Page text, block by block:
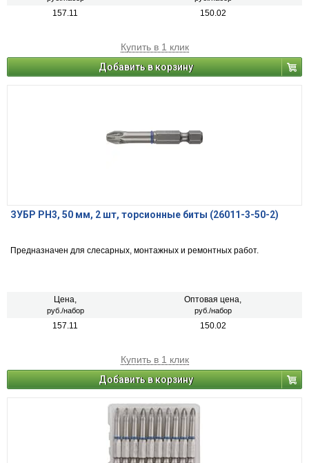
157.11 150.02
Купить в 1 клик
Добавить в корзину
ЗУБР PH3, 50 мм, 2 шт, торсионные биты (26011-3-50-2)
Предназначен для слесарных, монтажных и ремонтных работ.
Цена,
руб./набор
Оптовая цена,
руб./набор
157.11 150.02
Купить в 1 клик
Добавить в корзину